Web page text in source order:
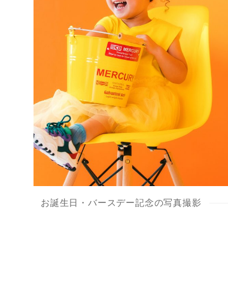
お誕生日・バースデー記念の写真撮影